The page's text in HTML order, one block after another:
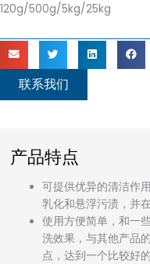
120g/500g/5kg/25kg
联系我们
产品特点
可提供优异的清洁作
乳化和悬浮污渍，并
使用方便简单，和一
洗效果，与其他产品
点，达到一个比较好的